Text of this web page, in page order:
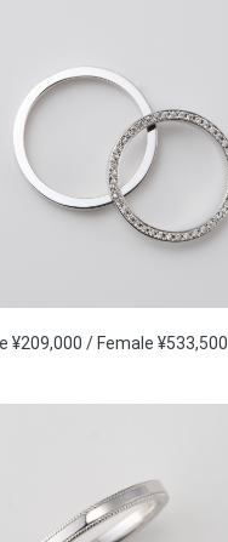
¥209,000 / Female ¥533,500